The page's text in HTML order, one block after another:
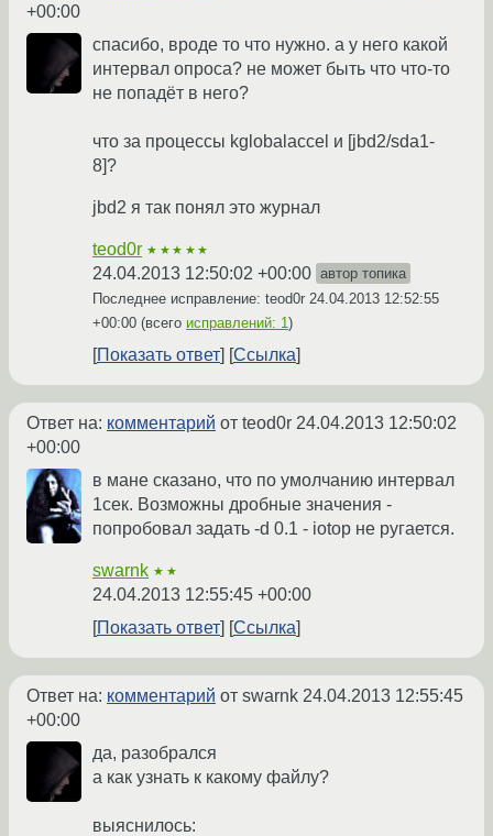
+00:00
спасибо, вроде то что нужно. а у него какой
интервал опроса? не может быть что что-то
не попадёт в него?
что за процессы kglobalaccel и [jbd2/sda1-
8]?
jbd2 я так понял это журнал
teod0r ★★★★★
24.04.2013 12:50:02 +00:00 автор топика
Последнее исправление: teod0r 24.04.2013 12:52:55
+00:00 (всего исправлений: 1)
Показать ответ Ссылка
Ответ на: комментарий от teod0r 24.04.2013 12:50:02
+00:00
в мане сказано, что по умолчанию интервал
1сек. Возможны дробные значения -
попробовал задать -d 0.1 - iotop не ругается.
swarnk ★★
24.04.2013 12:55:45 +00:00
Показать ответ
Ссылка
Ответ на: комментарий от swarnk 24.04.2013 12:55:45
+00:00
да, разобрался
а как узнать к какому файлу?
выяснилось: